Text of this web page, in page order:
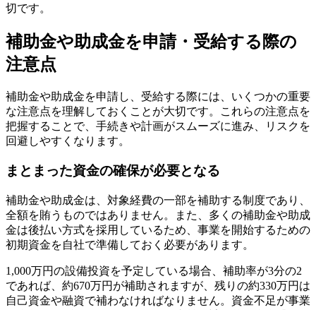
切です。
補助金や助成金を申請・受給する際の
注意点
補助金や助成金を申請し、受給する際には、いくつかの重要
な注意点を理解しておくことが大切です。これらの注意点を
把握することで、手続きや計画がスムーズに進み、リスクを
回避しやすくなります。
まとまった資金の確保が必要となる
補助金や助成金は、対象経費の一部を補助する制度であり、
全額を賄うものではありません。また、多くの補助金や助成
金は後払い方式を採用しているため、事業を開始するための
初期資金を自社で準備しておく必要があります。
1,000万円の設備投資を予定している場合、補助率が3分の2
であれば、約670万円が補助されますが、残りの約330万円は
自己資金や融資で補わなければなりません。資金不足が事業